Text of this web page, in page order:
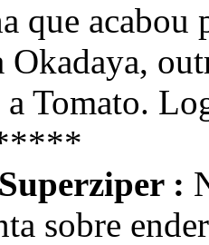
que
Okadaya,
Tomato.
:
sobre